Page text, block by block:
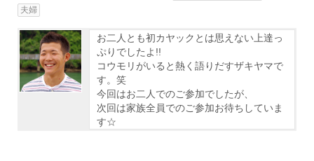
夫婦
お二人とも初カヤックとは思えない上達っ
ぷりでしたよ!!
コウモリがいると熱く語りだすザキヤマで
す。笑
今回はお二人でのご参加でしたが、
次回は家族全員でのご参加お待ちしていま
す☆